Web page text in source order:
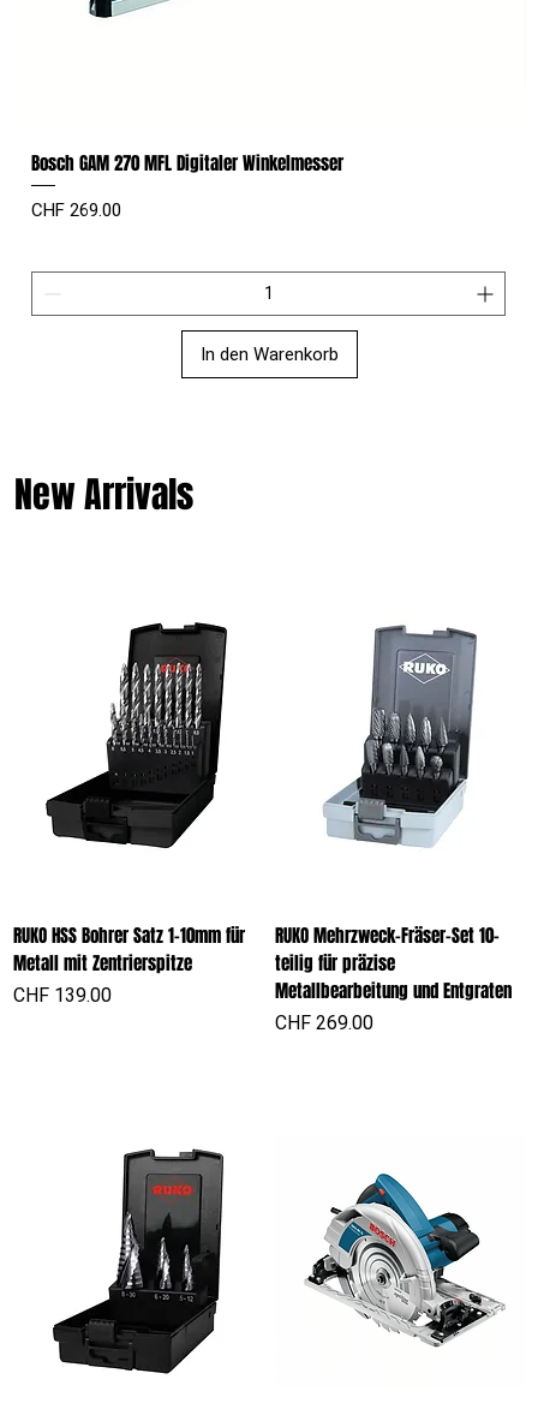
New Arrivals
RUKO HSS Bohrer Satz 1-10mm für
Metall mit Zentrierspitze
Preis
CHF 139.00
RUKO Mehrzweck-Fräser-Set 10-
teilig für präzise
Metallbearbeitung und Entgraten
Preis
CHF 269.00
Bosch GAM 270 MFL Digitaler Winkelmesser
Preis
CHF 269.00
In den Warenkorb